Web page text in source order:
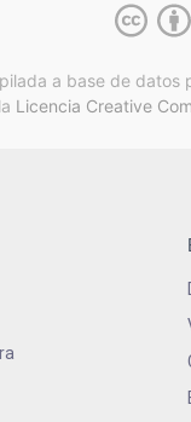
a base de datos
Licencia Creative